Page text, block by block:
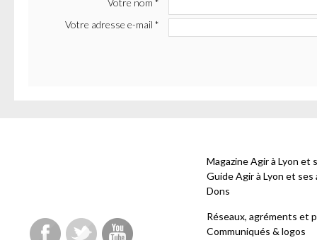
Votre nom *
Votre adresse e-mail *
Magazine Agir à Lyon et
Guide Agir à Lyon et
Dons
Réseaux, agréments et
Communiqués & logos